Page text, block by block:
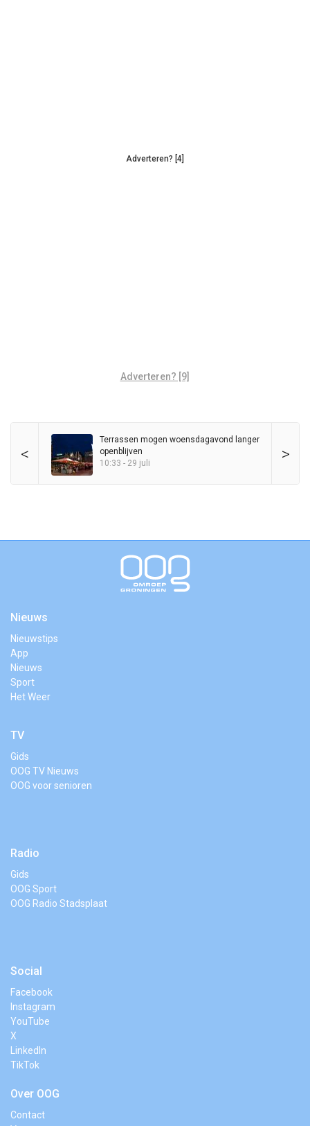
Adverteren? [4]
Adverteren? [9]
< >
Terrassen mogen woensdagavond langer
openblijven
10:33 - 29 juli
Nieuws
Nieuwstips
App
Nieuws
Sport
Het Weer
TV
Gids
OOG TV Nieuws
OOG voor senioren
Radio
Gids
OOG Sport
OOG Radio Stadsplaat
Social
Facebook
Instagram
YouTube
X
LinkedIn
TikTok
Over OOG
Contact